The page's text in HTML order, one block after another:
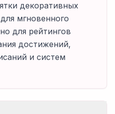
декоративных
мгновенного
для рейтингов
достижений,
и систем